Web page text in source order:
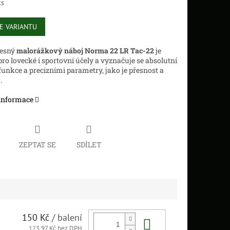
VARIANTU
malorážkový náboj Norma 22 LR Tac-22je
lovecké i sportovní účely a vyznačuje se absolutní
a precizními parametry, jako je přesnost a
ZEPTAT SE SDÍLET
150 Kč / balení
123,97 Kč bez DPH